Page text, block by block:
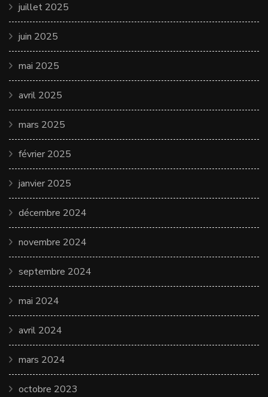
juillet 2025
juin 2025
mai 2025
avril 2025
mars 2025
février 2025
janvier 2025
décembre 2024
novembre 2024
septembre 2024
mai 2024
avril 2024
mars 2024
octobre 2023